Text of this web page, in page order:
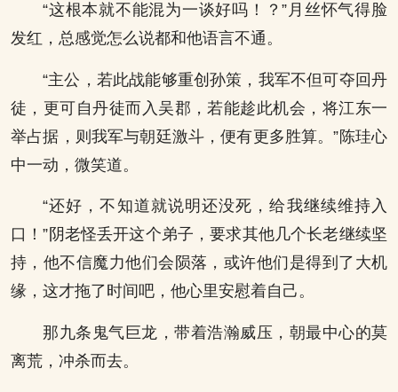
“这根本就不能混为一谈好吗！？”月丝怀气得脸
发红，总感觉怎么说都和他语言不通。
“主公，若此战能够重创孙策，我军不但可夺回丹
徒，更可自丹徒而入吴郡，若能趁此机会，将江东一
举占据，则我军与朝廷激斗，便有更多胜算。”陈珪心
中一动，微笑道。
“还好，不知道就说明还没死，给我继续维持入
口！”阴老怪丢开这个弟子，要求其他几个长老继续坚
持，他不信魔力他们会陨落，或许他们是得到了大机
缘，这才拖了时间吧，他心里安慰着自己。
那九条鬼气巨龙，带着浩瀚威压，朝最中心的莫
离荒，冲杀而去。